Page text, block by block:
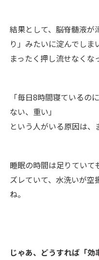
結果として、脳脊髄液が
り」みたいに淀んでし
まったく押し流せなくな
「毎日8時間寝ているの
ない、重い」
という人がいる原因は、
睡眠の時間は足りていて
ズレていて、水洗いが空
ね。
じゃあ、どうすれば「